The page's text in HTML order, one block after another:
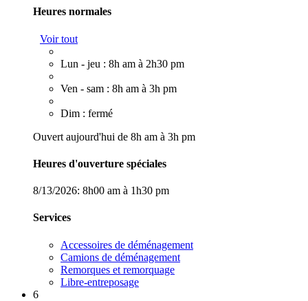
Heures normales
Voir tout
Lun - jeu : 8h am à 2h30 pm
Ven - sam : 8h am à 3h pm
Dim : fermé
Ouvert aujourd'hui de 8h am à 3h pm
Heures d'ouverture spéciales
8/13/2026: 8h00 am à 1h30 pm
Services
Accessoires de déménagement
Camions de déménagement
Remorques et remorquage
Libre-entreposage
6